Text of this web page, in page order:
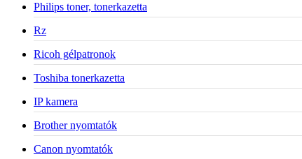
Philips toner, tonerkazetta
Rz
Ricoh gélpatronok
Toshiba tonerkazetta
IP kamera
Brother nyomtatók
Canon nyomtatók